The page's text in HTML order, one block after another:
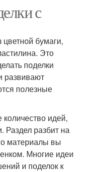
с
бумаги,
Это
поделки
развивают
полезные
идей,
Раздел разбит на
материалы вы
Многие идеи
и поделок к